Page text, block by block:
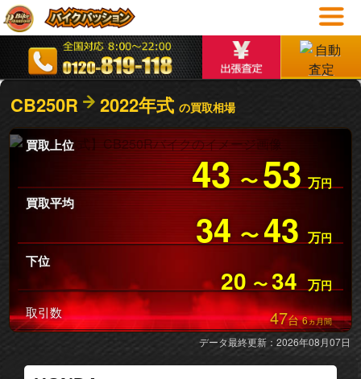
CB250R 2022年式の買取相場
買取上位
43 〜53 万円
買取平均
34 〜 43 万円
下位
20 〜34 万円
取引数 47台6ヵ月間
データ最終更新：2026年08月07日